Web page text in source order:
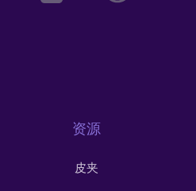
资源
皮夹